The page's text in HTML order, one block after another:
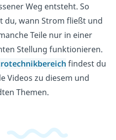
Weg entsteht. So
du, wann Strom fließt und
Teile nur in einer
Stellung funktionieren.
findest du
Videos zu diesem und
Themen.